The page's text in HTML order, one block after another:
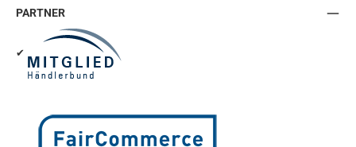
PARTNER
✔